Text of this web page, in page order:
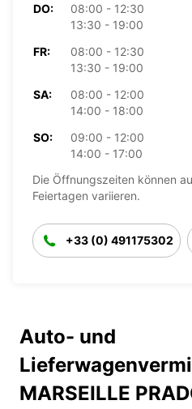
DO:
08:00 - 12:30
13:30 - 19:00
FR:
08:00 - 12:30
13:30 - 19:00
SA:
08:00 - 12:00
14:00 - 18:00
SO:
09:00 - 12:00
14:00 - 17:00
Die Öffnungszeiten können
Feiertagen variieren.
+33 (0) 491175302
Auto- und
MARSEILLE